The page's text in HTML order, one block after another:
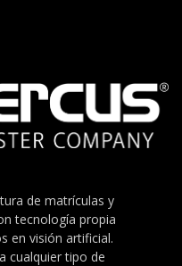
de matrículas y
tecnología propia
en visión artificial.
cualquier tipo de